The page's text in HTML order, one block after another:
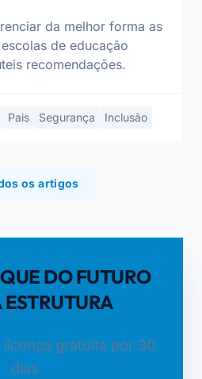
da melhor forma as
de educação
recomendações.
Pais Segurança Inclusão
os artigos
DO FUTURO
ESTRUTURA
licença gratuita por 30
dias